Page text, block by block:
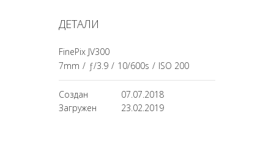
ДЕТАЛИ
FinePix JV300
7mm / ƒ/3.9 / 10/600s / ISO 200
Создан
07.07.2018
Загружен
23.02.2019